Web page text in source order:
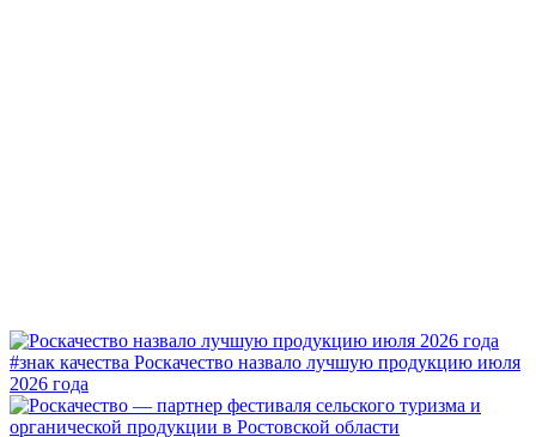
#знак качества Роскачество назвало лучшую продукцию июля
2026 года